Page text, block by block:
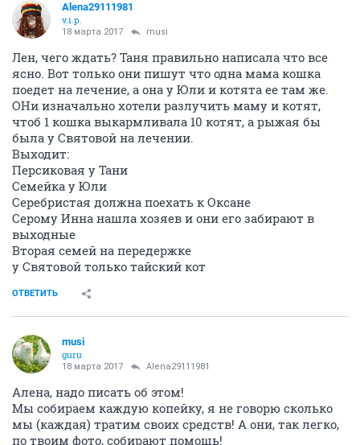
Alena29111981
v.i.p.
18 марта 2017 musi
Лен, чего ждать? Таня правильно написала что все
ясно. Вот только они пишут что одна мама кошка
поедет на лечение, а она у Юли и котята ее там же.
ОНи изначально хотели разлучить маму и котят,
чтоб 1 кошка выкармливала 10 котят, а рыжая бы
была у Святовой на лечении.
Выходит:
Персиковая у Тани
Семейка у Юли
Серебристая должна поехать к Оксане
Серому Инна нашла хозяев и они его забирают в
выходные
Вторая семей на передержке
у Святовой только тайский кот
ОТВЕТИТЬ
musi
guru
18 марта 2017 Alena29111981
Алена, надо писать об этом!
Мы собираем каждую копейку, я не говорю сколько
мы (каждая) тратим своих средств! А они, так легко,
по твоим фото, собирают помощь!